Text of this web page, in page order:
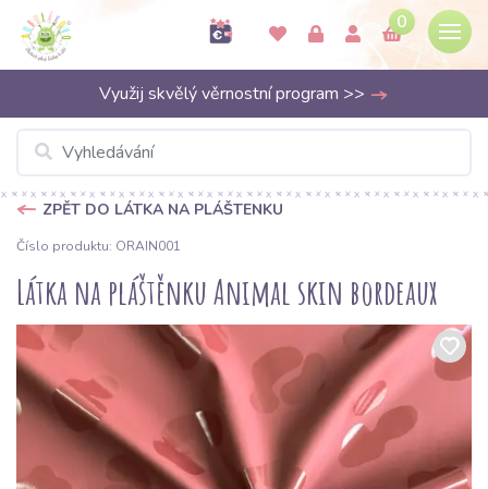
0
Využij skvělý věrnostní program >>
ZPĚT DO LÁTKA NA PLÁŠTENKU
Číslo produktu: ORAIN001
Látka na pláštěnku Animal skin bordeaux